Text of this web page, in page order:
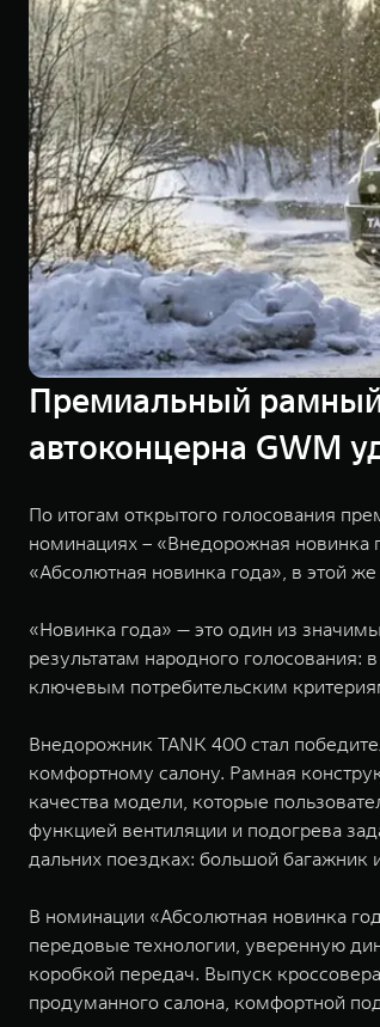
Премиальный рамный
автоконцерна GWM
По итогам открытого голосования
номинациях – «Внедорожная новинка
«Абсолютная новинка года», в этой
«Новинка года» — это один из
результатам народного
ключевым потребительским
Внедорожник TANK 400 стал
комфортному салону. Рамная
качества модели, которые
функцией вентиляции и подогрева
дальних поездках: большой багажник
В номинации «Абсолютная новинка
передовые технологии, уверенную
коробкой передач. Выпуск
продуманного салона, комфортной